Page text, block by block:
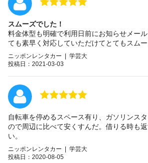
スムーズでした！
料金体型も明確で利用日前にお知らせメー
ても素早く対応していただけてとてもスム
ニッポンレンタカー | 学芸大
投稿日：2021-03-03
自転車を停めるスペース有り、ガソリンス
ので周辺に比べて安くすんだ。借りる時も
い。
ニッポンレンタカー | 学芸大
投稿日：2020-08-05